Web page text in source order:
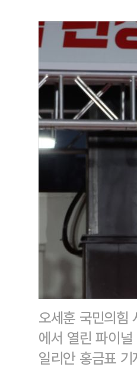
오세훈 국민의힘
에서 열린 파이
일리안 홍금표 기